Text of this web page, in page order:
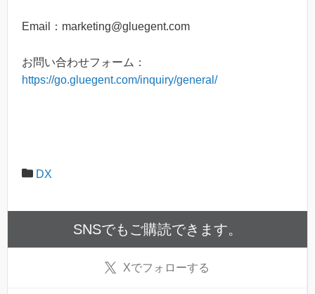
Email：marketing@gluegent.com
お問い合わせフォーム：
https://go.gluegent.com/inquiry/general/
DX
SNSでもご購読できます。
Xでフォローする